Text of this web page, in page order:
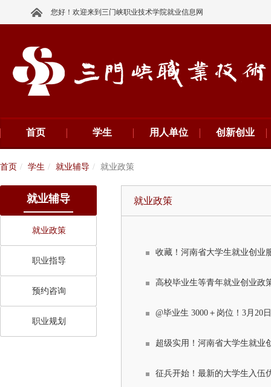
您好！欢迎来到三门峡职业技术学院就业信息网
首页 学生 用人单位 创新创业
首页 学生 就业辅导 就业政策
就业辅导
就业政策
职业指导
预约咨询
职业规划
就业政策
收藏！河南省大学生就业创业
高校毕业生等青年就业创业政
@毕业生 3000＋岗位！3月20
超级实用！河南省大学生就业
征兵开始！最新的大学生入伍